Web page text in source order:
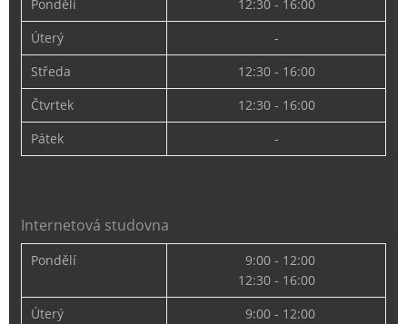
Pondělí
12:30 - 16:00
Úterý
-
Středa
12:30 - 16:00
Čtvrtek
12:30 - 16:00
Pátek
-
Internetová studovna
Pondělí
9:00 - 12:00
12:30 - 16:00
Úterý
9:00 - 12:00